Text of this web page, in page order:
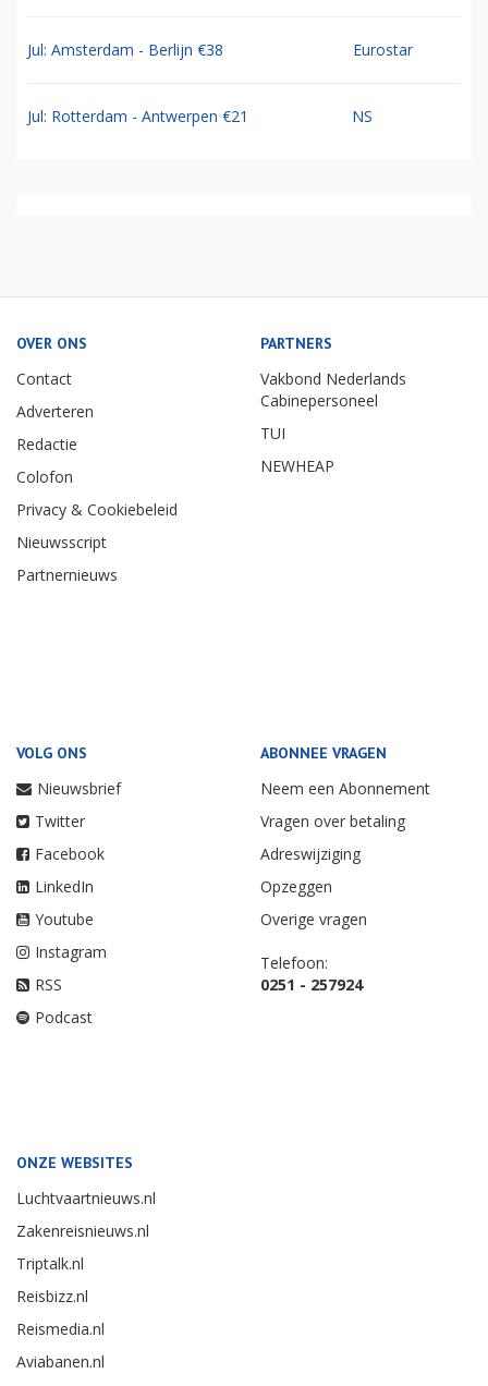
Jul: Amsterdam - Berlijn €38 Eurostar
Jul: Rotterdam - Antwerpen €21 NS
OVER ONS
Contact
Adverteren
Redactie
Colofon
Privacy & Cookiebeleid
Nieuwsscript
Partnernieuws
PARTNERS
Vakbond Nederlands
Cabinepersoneel
TUI
NEWHEAP
VOLG ONS
Nieuwsbrief
Twitter
Facebook
LinkedIn
Youtube
Instagram
RSS
Podcast
ABONNEE VRAGEN
Neem een Abonnement
Vragen over betaling
Adreswijziging
Opzeggen
Overige vragen
Telefoon:
0251 - 257924
ONZE WEBSITES
Luchtvaartnieuws.nl
Zakenreisnieuws.nl
Triptalk.nl
Reisbizz.nl
Reismedia.nl
Aviabanen.nl